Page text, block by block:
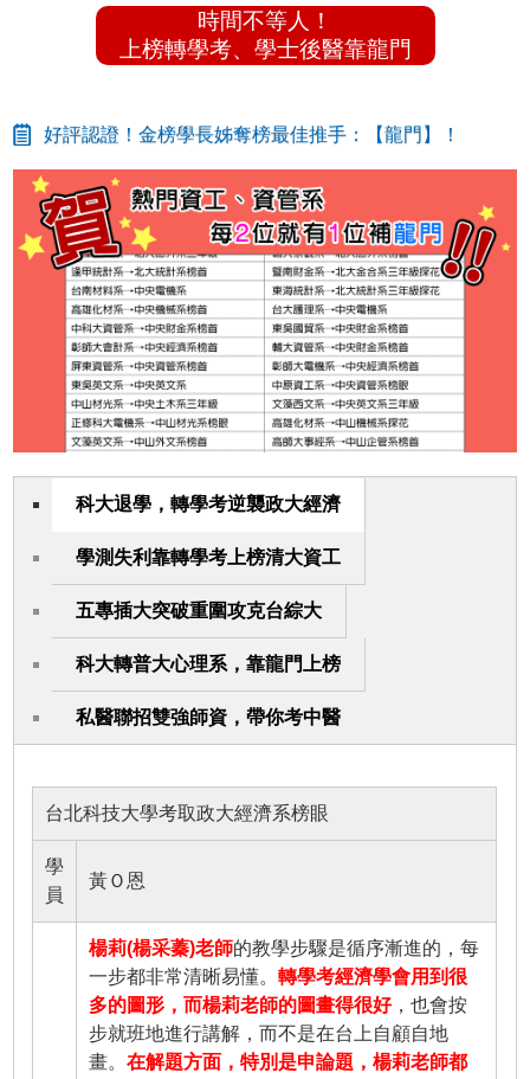
時間不等人！
上榜轉學考、學士後醫靠龍門
好評認證！金榜學長姊奪榜最佳推手：【龍門】！
科大退學，轉學考逆襲政大經濟
學測失利靠轉學考上榜清大資工
五專插大突破重圍攻克台綜大
科大轉普大心理系，靠龍門上榜
私醫聯招雙強師資，帶你考中醫
台北科技大學考取政大經濟系榜眼
學
員
黃Ｏ恩
楊莉(楊采蓁)老師的教學步驟是循序漸進的，每
一步都非常清晰易懂。轉學考經濟學會用到很
多的圖形，而楊莉老師的圖畫得很好，也會按
步就班地進行講解，而不是在台上自顧自地
畫。在解題方面，特別是申論題，楊莉老師都